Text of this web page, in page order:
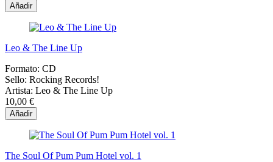
Añadir
Leo & The Line Up
Formato: CD
Sello: Rocking Records!
Artista: Leo & The Line Up
10,00 €
Añadir
The Soul Of Pum Pum Hotel vol. 1